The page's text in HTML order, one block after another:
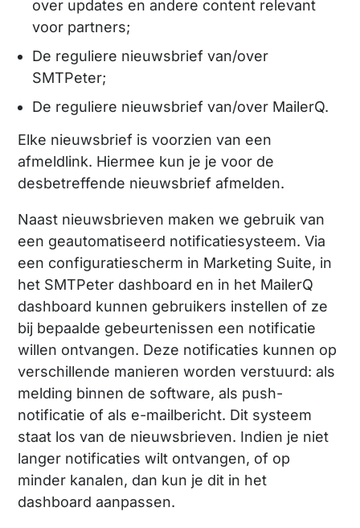
over updates en andere content relevant
voor partners;
De reguliere nieuwsbrief van/over
SMTPeter;
De reguliere nieuwsbrief van/over MailerQ.
Elke nieuwsbrief is voorzien van een
afmeldlink. Hiermee kun je je voor de
desbetreffende nieuwsbrief afmelden.
Naast nieuwsbrieven maken we gebruik van
een geautomatiseerd notificatiesysteem. Via
een configuratiescherm in Marketing Suite, in
het SMTPeter dashboard en in het MailerQ
dashboard kunnen gebruikers instellen of ze
bij bepaalde gebeurtenissen een notificatie
willen ontvangen. Deze notificaties kunnen op
verschillende manieren worden verstuurd: als
melding binnen de software, als push-
notificatie of als e-mailbericht. Dit systeem
staat los van de nieuwsbrieven. Indien je niet
langer notificaties wilt ontvangen, of op
minder kanalen, dan kun je dit in het
dashboard aanpassen.